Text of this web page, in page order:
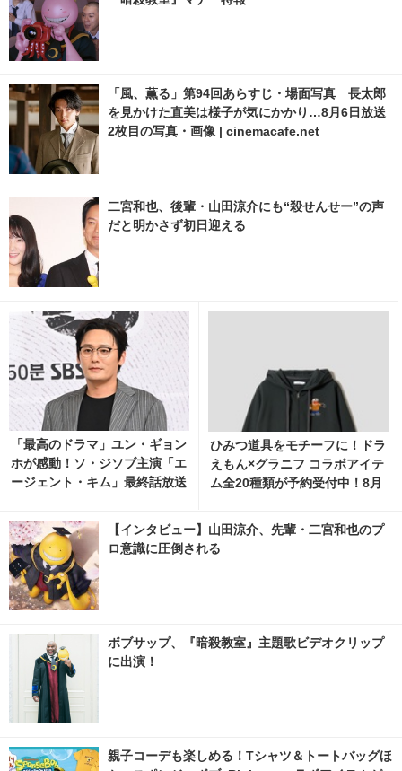
「風、薫る」第94回あらすじ・場面写真 長太郎
を見かけた直美は様子が気にかかり…8月6日放送
2枚目の写真・画像 | cinemacafe.net
二宮和也、後輩・山田涼介にも“殺せんせー”の声
だと明かさず初日迎える
「最高のドラマ」ユン・ギョン
ホが感動！ソ・ジソブ主演「エ
ージェント・キム」最終話放送
禁 3枚目の写真・画像 | cinem
acafe.net
ひみつ道具をモチーフに！ドラ
えもん×グラニフ コラボアイテ
ム全20種類が予約受付中！8月
像 | cinemacafe.net
【インタビュー】山田涼介、先輩・二宮和也のプ
ロ意識に圧倒される
ボブサップ、『暗殺教室』主題歌ビデオクリップ
に出演！
親子コーデも楽しめる！Tシャツ＆トートバッグほ